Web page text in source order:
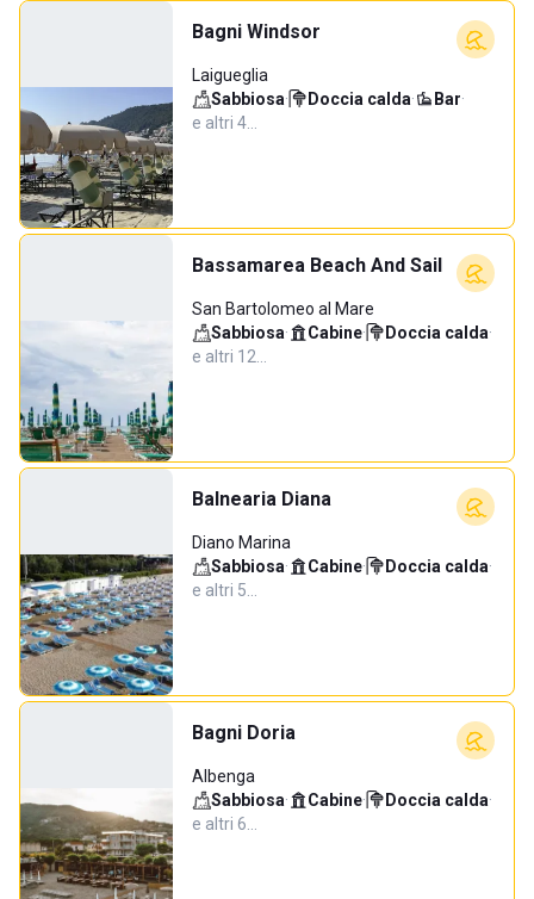
Bagni Windsor
Laigueglia
Sabbiosa· Doccia calda· Bar·
e altri 4…
Bassamarea Beach And Sail
San Bartolomeo al Mare
Sabbiosa· Cabine· Doccia calda·
e altri 12…
Balnearia Diana
Diano Marina
Sabbiosa· Cabine· Doccia calda·
e altri 5…
Bagni Doria
Albenga
Sabbiosa· Cabine· Doccia calda·
e altri 6…